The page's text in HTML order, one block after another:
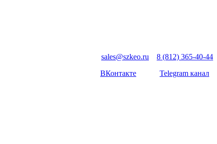
sales@szkeo.ru
8 (812) 365-40-44
ВКонтакте
Telegram канал